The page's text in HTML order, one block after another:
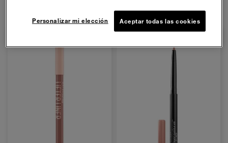
Aceptar todas las cookies
Personalizar mi elección